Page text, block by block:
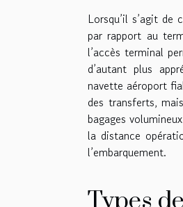
Lorsqu’il s’agit
par rapport au
l’accès terminal
d’autant plus
navette aéroport
des transferts,
bagages
la distance
l’embarquement.